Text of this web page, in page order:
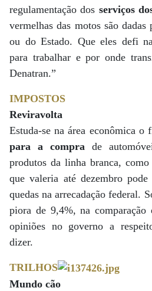
regulamentação dos serviços
vermelhas das motos são
ou do Estado. Que eles defi
para trabalhar e por onde
Denatran.”
IMPOSTOS
Reviravolta
Estuda-se na área econômica o
para a compra de
produtos da linha branca,
que valeria até dezembro
quedas na arrecadação federal.
piora de 9,4%, na
opiniões no governo a
dizer.
TRILHOS
Mundo cão